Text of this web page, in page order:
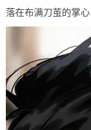
落在布满刀茧的掌